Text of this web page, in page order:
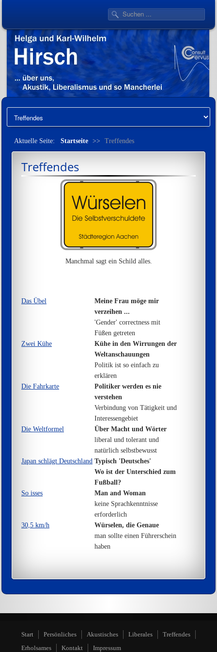
Aktuelle Seite: Startseite >> Treffendes
Treffendes
Manchmal sagt ein Schild alles.
Das Übel
Meine Frau möge mir
verzeihen ...
'Gender' correctness mit
Füßen getreten
Zwei Kühe
Kühe in den Wirrungen der
Weltanschauungen
Politik ist so einfach zu
erklären
Die Fahrkarte
Politiker werden es nie
verstehen
Verbindung von Tätigkeit und
Interessengebiet
Die Weltformel
Über Macht und Wörter
liberal und tolerant und
natürlich selbstbewusst
Japan schlägt Deutschland Typisch 'Deutsches'
Wo ist der Unterschied zum
Fußball?
So isses
Man and Woman
keine Sprachkenntnisse
erforderlich
30,5 km/h
Würselen, die Genaue
man sollte einen Führerschein
haben
Start Persönliches Akustisches Liberales
Treffendes
Erholsames
Kontakt Impressum